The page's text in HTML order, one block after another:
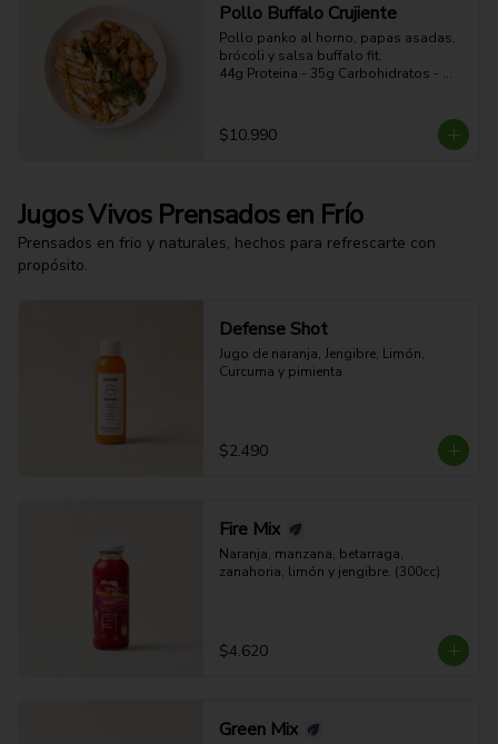
Pollo Buffalo Crujiente
Pollo panko al horno, papas asadas,
brócoli y salsa buffalo fit.
44g Proteina - 35g Carbohidratos -
$10.990
Jugos Vivos Prensados en Frío
Prensados en frio y naturales, hechos para refrescarte con
propósito.
Defense Shot
Jugo de naranja, Jengibre, Limón,
Curcuma y pimienta
$2.490
Fire Mix
Naranja, manzana, betarraga,
zanahoria, limón y jengibre. (300cc)
$4.620
Green Mix